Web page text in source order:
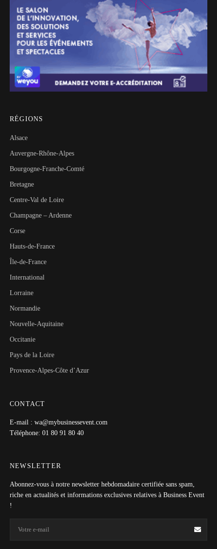
RÉGIONS
Alsace
Auvergne-Rhône-Alpes
Bourgogne-Franche-Comté
Bretagne
Centre-Val de Loire
Champagne – Ardenne
Corse
Hauts-de-France
Île-de-France
International
Lorraine
Normandie
Nouvelle-Aquitaine
Occitanie
Pays de la Loire
Provence-Alpes-Côte d’Azur
CONTACT
E-mail : wa@mybusinessevent.com
Téléphone: 01 80 91 80 40
NEWSLETTER
Abonnez-vous à notre newsletter hebdomadaire certifiée sans spam,
riche en actualités et informations exclusives relatives à Business Event
!